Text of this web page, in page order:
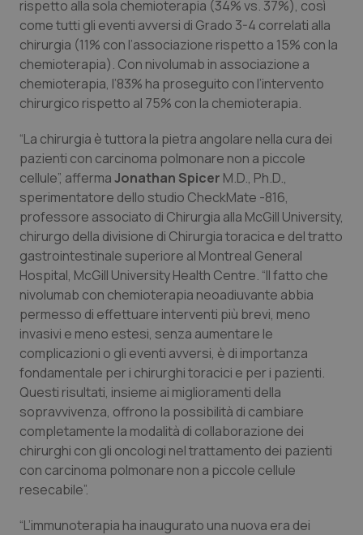
rispetto alla sola chemioterapia (34% vs. 37%), così
come tutti gli eventi avversi di Grado 3-4 correlati alla
chirurgia (11% con l’associazione rispetto a 15% con la
chemioterapia). Con nivolumab in associazione a
chemioterapia, l’83% ha proseguito con l’intervento
chirurgico rispetto al 75% con la chemioterapia.
“La chirurgia è tuttora la pietra angolare nella cura dei
pazienti con carcinoma polmonare non a piccole
cellule”, affermaJonathan Spicer M.D., Ph.D.,
sperimentatore dello studio CheckMate -816,
professore associato di Chirurgia alla McGill University,
chirurgo della divisione di Chirurgia toracica e del tratto
gastrointestinale superiore al Montreal General
Hospital, McGill University Health Centre. “Il fatto che
nivolumab con chemioterapia neoadiuvante abbia
permesso di effettuare interventi più brevi, meno
invasivi e meno estesi, senza aumentare le
complicazioni o gli eventi avversi, è di importanza
fondamentale per i chirurghi toracici e per i pazienti.
Questi risultati, insieme ai miglioramenti della
sopravvivenza, offrono la possibilità di cambiare
completamente la modalità di collaborazione dei
chirurghi con gli oncologi nel trattamento dei pazienti
con carcinoma polmonare non a piccole cellule
resecabile”.
“L’immunoterapia ha inaugurato una nuova era dei